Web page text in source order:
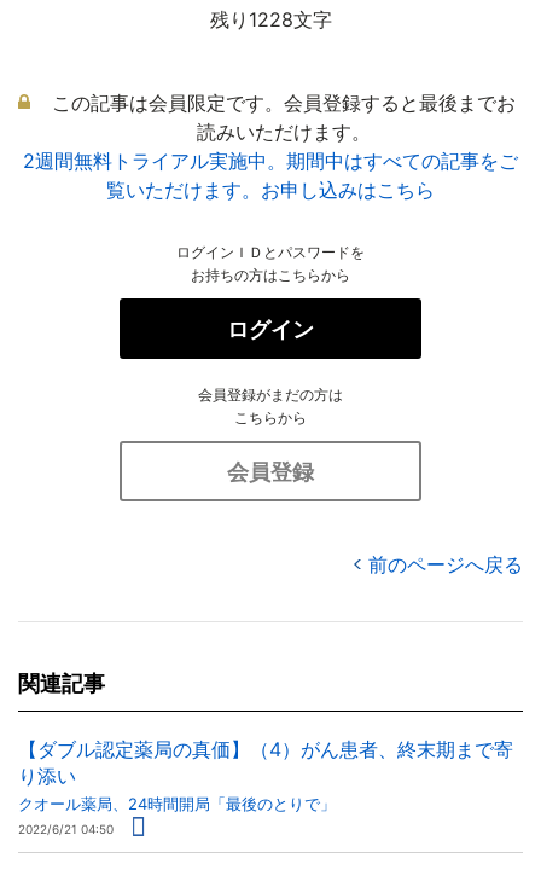
残り1228文字
この記事は会員限定です。会員登録すると最後までお
読みいただけます。
2週間無料トライアル実施中。期間中はすべての記事をご
覧いただけます。お申し込みはこちら
ログインＩＤとパスワードを
お持ちの方はこちらから
ログイン
会員登録がまだの方は
こちらから
会員登録
前のページへ戻る
関連記事
【ダブル認定薬局の真価】（4）がん患者、終末期まで寄
り添い
クオール薬局、24時間開局「最後のとりで」
2022/6/21 04:50